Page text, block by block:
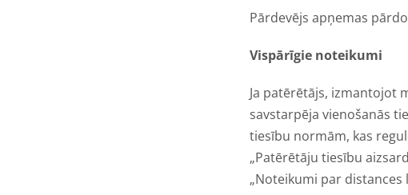
Pārdevējs apņemas
Vispārīgie noteikumi
Ja patērētājs, izmantojot
savstarpēja vienošanās
tiesību normām, kas
„Patērētāju tiesību
„Noteikumi par distances